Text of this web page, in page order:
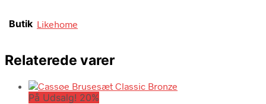
Butik Likehome
Relaterede varer
På Udsalg! 20%